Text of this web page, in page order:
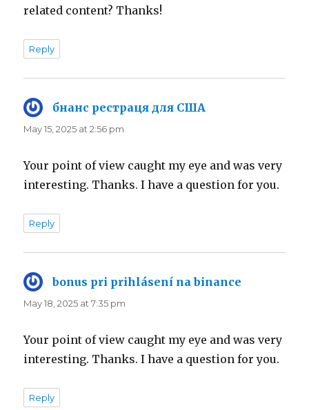
related content? Thanks!
Reply
бнанс рестраця для США
May 15, 2025 at 2:56 pm
Your point of view caught my eye and was very
interesting. Thanks. I have a question for you.
Reply
bonus pri prihlásení na binance
May 18, 2025 at 7:35 pm
Your point of view caught my eye and was very
interesting. Thanks. I have a question for you.
Reply